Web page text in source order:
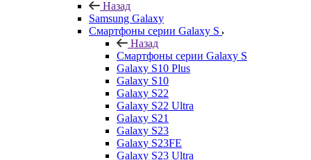
Назад
Samsung Galaxy
Смартфоны серии Galaxy S
Назад
Смартфоны серии Galaxy S
Galaxy S10 Plus
Galaxy S10
Galaxy S22
Galaxy S22 Ultra
Galaxy S21
Galaxy S23
Galaxy S23FE
Galaxy S23 Ultra